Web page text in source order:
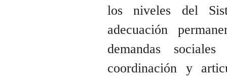
los niveles del
adecuación
demandas
coordinación y